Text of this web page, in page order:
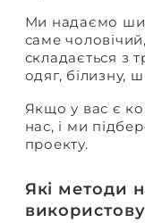
Ми надаємо
саме
складається з
одяг, білизну,
Якщо у вас є
нас, і ми
проекту.
Які методи